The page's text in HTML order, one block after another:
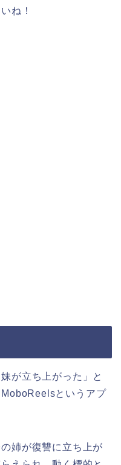
ね！
が立ち上がった」と
というアプ
姉が復讐に立ち上が